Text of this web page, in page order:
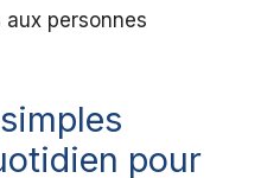
personnes
pour